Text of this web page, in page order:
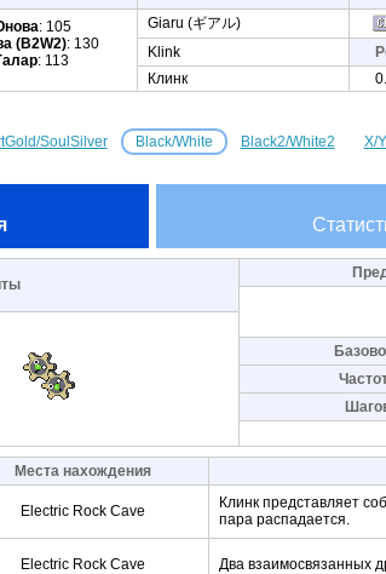
: 105
(B2W2): 130
: 113
Giaru (ギアル)
Klink
Клинк
SoulSilver Black/White Black2/White2 X/Y
Места нахождения
Electric Rock Cave
Клинк представляет
пара распадается.
Electric Rock Cave Два взаимосвязанных